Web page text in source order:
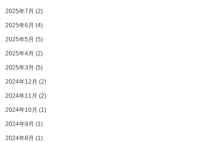
2025年7月 (2)
2025年6月 (4)
2025年5月 (5)
2025年4月 (2)
2025年3月 (5)
2024年12月 (2)
2024年11月 (2)
2024年10月 (1)
2024年9月 (1)
2024年8月 (1)